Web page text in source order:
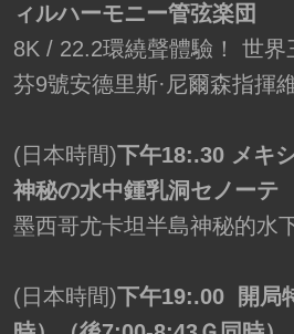
ィルハーモニー管弦楽団
8K / 22.2環繞聲體驗！ 世界
芬9號安德里斯·尼爾森指揮
(日本時間)下午18:.30 メキ
神秘の水中鍾乳洞セノーテ
墨西哥尤卡坦半島神秘的水
(日本時間)下午19:.00 開局